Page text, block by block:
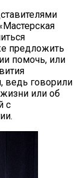
предложить
помочь, или
ведь говорили
жизни или об
с